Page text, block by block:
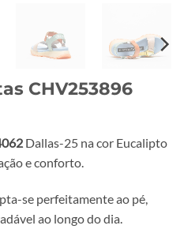
CHV253896
Dallas-25 na cor Eucalipto
e conforto.
se perfeitamente ao pé,
ao longo do dia.